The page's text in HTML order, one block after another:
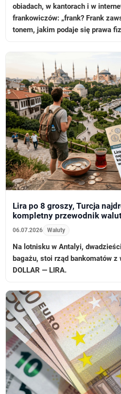
obiadach, w kantorach i w
frankowiczów: „frank? Frank
tonem, jakim podaje się prawa
Lira po 8 groszy, Turcja
kompletny przewodnik
06.07.2026 Waluty
Na lotnisku w Antalyi,
bagażu, stoi rząd bankomatów z
DOLLAR — LIRA.